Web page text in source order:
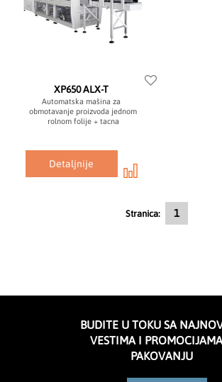
XP650 ALX-T
Automatska mašina za
obmotavanje proizvoda jednom
rolnom folije + tacna
Detaljnije
Stranica: Trenutno
1
BUDITE U TOKU SA
VESTIMA I
PAKOVANJU